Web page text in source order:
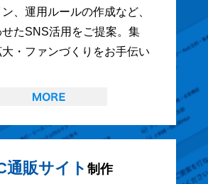
、運用ルールの作成など、
せたSNS活用をご提案。集
・ファンづくりをお手伝い
通販サイト 制作